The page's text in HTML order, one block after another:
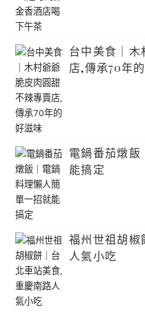
台中美食｜木
店,傳承70年
電鍋番茄燉飯
能搞定
福州世祖胡椒
人氣小吃